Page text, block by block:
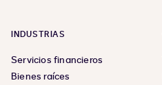
INDUSTRIAS
Servicios financieros
Bienes raíces